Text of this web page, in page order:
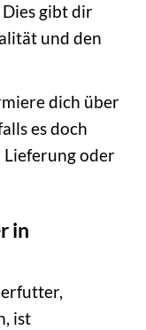
gibt dir
und den
dich über
es doch
oder
in
ist